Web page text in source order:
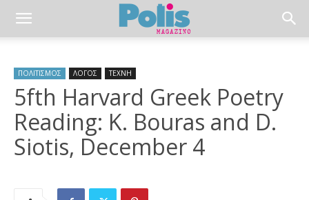
ΠΟΛΙΤΙΣΜΟΣ ΛΟΓΟΣ ΤΕΧΝΗ
5fth Harvard Greek Poetry
Reading: K. Bouras and D.
Siotis, December 4